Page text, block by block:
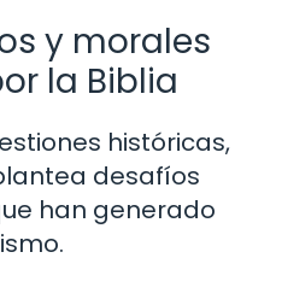
y morales
la Biblia
históricas,
desafíos
han generado